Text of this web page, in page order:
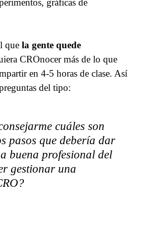
gráficas de
que la gente quede
CROnocer más de lo que
en 4-5 horas de clase. Así
del tipo:
cuáles son
pasos que debería dar
buena profesional del
gestionar una